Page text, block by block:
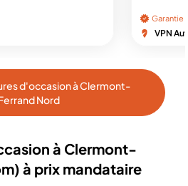
Garantie
VPN
d'occasion à Clermont-
Nord
à Clermont-
à prix mandataire